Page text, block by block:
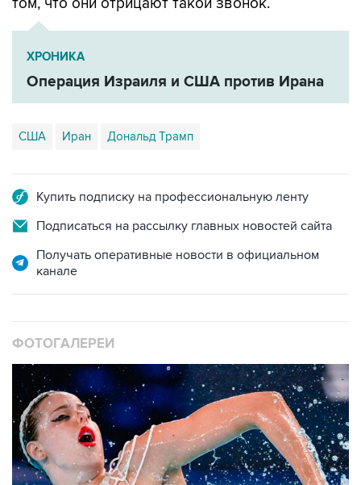
ХРОНИКА
Операция Израиля и США против Ирана
США Иран Дональд Трамп
Купить подписку на профессиональную ленту
Подписаться на рассылку главных новостей сайта
Получать оперативные новости в официальном
канале
ФОТОГАЛЕРЕИ